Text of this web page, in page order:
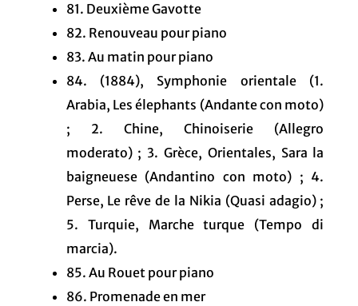
81. Deuxième Gavotte
82. Renouveau pour piano
83. Au matin pour piano
84. (1884), Symphonie orientale (1.
Arabia, Les élephants (Andante con moto)
; 2. Chine, Chinoiserie (Allegro
moderato) ; 3. Grèce, Orientales, Sara la
baigneuese (Andantino con moto) ; 4.
Perse, Le rêve de la Nikia (Quasi adagio) ;
5. Turquie, Marche turque (Tempo di
marcia).
85. Au Rouet pour piano
86. Promenade en mer